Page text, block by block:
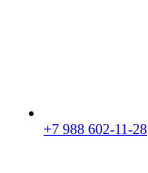
+7 988 602-11-28